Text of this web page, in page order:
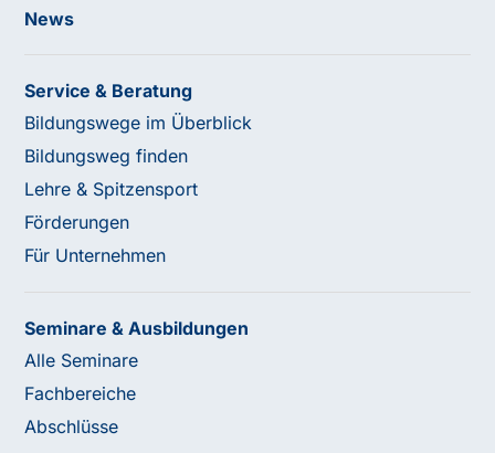
News
Service & Beratung
Bildungswege im Überblick
Bildungsweg finden
Lehre & Spitzensport
Förderungen
Für Unternehmen
Seminare & Ausbildungen
Alle Seminare
Fachbereiche
Abschlüsse